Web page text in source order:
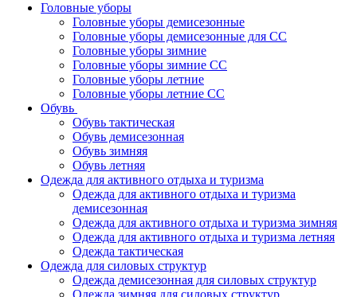
Головные уборы
Головные уборы демисезонные
Головные уборы демисезонные для СС
Головные уборы зимние
Головные уборы зимние СС
Головные уборы летние
Головные уборы летние СС
Обувь
Обувь тактическая
Обувь демисезонная
Обувь зимняя
Обувь летняя
Одежда для активного отдыха и туризма
Одежда для активного отдыха и туризма
демисезонная
Одежда для активного отдыха и туризма зимняя
Одежда для активного отдыха и туризма летняя
Одежда тактическая
Одежда для силовых структур
Одежда демисезонная для силовых структур
Одежда зимняя для силовых структур